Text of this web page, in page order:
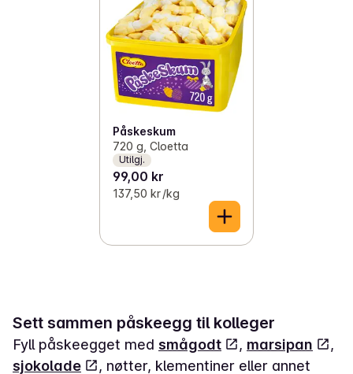
Påskeskum
720 g, Cloetta
Utilgj.
99,00 kr
137,50 kr /kg
Sett sammen påskeegg til kolleger
Fyll påskeegget med smågodt , marsipan
,
sjokolade
, nøtter, klementiner eller annet